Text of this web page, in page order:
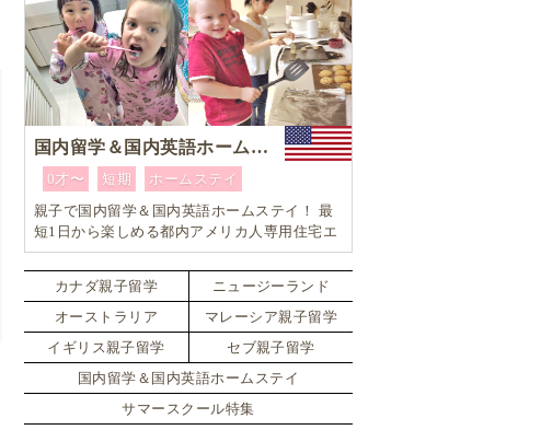
国内留学＆国内英語ホームステイ
0才〜 短期
ホームステイ
親子で国内留学＆国内英語ホームステイ！ 最
短1日から楽しめる都内アメリカ人専用住宅エ
リア内「アメリカ英語留学」＆「ホームステ
イ体験」プログラム！
カナダ親子留学
ニュージーランド
オーストラリア
マレーシア親子留学
イギリス親子留学
セブ親子留学
国内留学＆国内英語ホームステイ
サマースクール特集